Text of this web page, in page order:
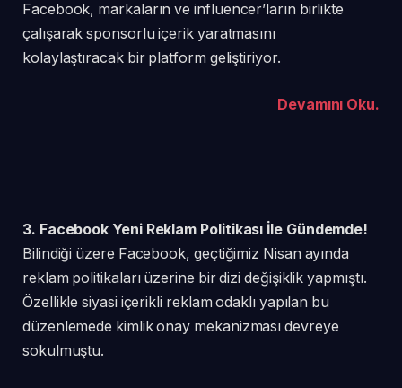
Facebook, markaların ve influencer’ların birlikte
çalışarak sponsorlu içerik yaratmasını
kolaylaştıracak bir platform geliştiriyor.
Devamını Oku.
3. Facebook Yeni Reklam Politikası İle Gündemde!
Bilindiği üzere Facebook, geçtiğimiz Nisan ayında
reklam politikaları üzerine bir dizi değişiklik yapmıştı.
Özellikle siyasi içerikli reklam odaklı yapılan bu
düzenlemede kimlik onay mekanizması devreye
sokulmuştu.